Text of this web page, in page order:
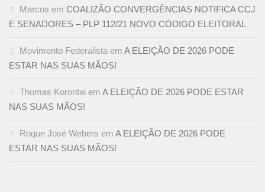
Marcos em COALIZÃO CONVERGÊNCIAS NOTIFICA CCJ
E SENADORES – PLP 112/21 NOVO CÓDIGO ELEITORAL
Movimento Federalista em A ELEIÇÃO DE 2026 PODE
ESTAR NAS SUAS MÃOS!
Thomas Korontai em A ELEIÇÃO DE 2026 PODE ESTAR
NAS SUAS MÃOS!
Roque José Webers em A ELEIÇÃO DE 2026 PODE
ESTAR NAS SUAS MÃOS!